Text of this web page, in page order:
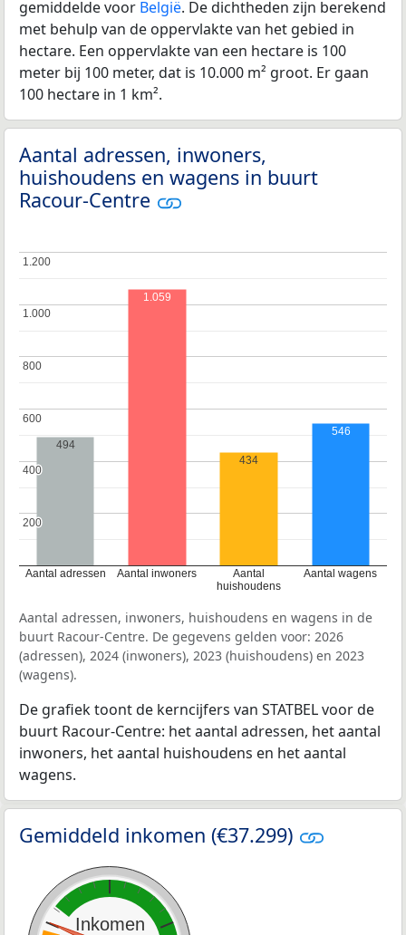
gemiddelde voor België. De dichtheden zijn berekend
met behulp van de oppervlakte van het gebied in
hectare. Een oppervlakte van een hectare is 100
meter bij 100 meter, dat is 10.000 m² groot. Er gaan
100 hectare in 1 km².
Aantal adressen, inwoners,
huishoudens en wagens in buurt
Racour-Centre
Aantal adressen Aantal inwoners
Aantal
huishoudens
Aantal wagens
200
200
400
400
600
600
800
800
1.000
1.000
1.200
1.200
494
1.059
434
546
Aantal adressen, inwoners, huishoudens en wagens in de
buurt Racour-Centre. De gegevens gelden voor: 2026
(adressen), 2024 (inwoners), 2023 (huishoudens) en 2023
(wagens).
De grafiek toont de kerncijfers van STATBEL voor de
buurt Racour-Centre: het aantal adressen, het aantal
inwoners, het aantal huishoudens en het aantal
wagens.
Gemiddeld inkomen (€37.299)
Inkomen